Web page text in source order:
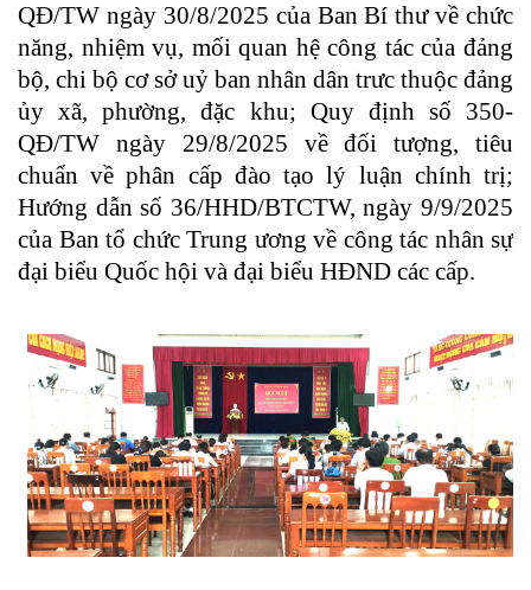
QĐ/TW ngày 30/8/2025 của Ban Bí thư về chức
năng, nhiệm vụ, mối quan hệ công tác của đảng
bộ, chi bộ cơ sở uỷ ban nhân dân trưc thuộc đảng
ủy xã, phường, đặc khu; Quy định số 350-
QĐ/TW ngày 29/8/2025 về đối tượng, tiêu
chuẩn về phân cấp đào tạo lý luận chính trị;
Hướng dẫn số 36/HHD/BTCTW, ngày 9/9/2025
của Ban tổ chức Trung ương về công tác nhân sự
đại biểu Quốc hội và đại biểu HĐND các cấp.